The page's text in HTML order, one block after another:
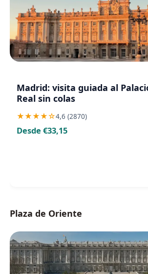
Madrid: visita guiada al
Real sin colas
★★★★☆4,6 (2870)
Desde €33,15
Plaza de Oriente